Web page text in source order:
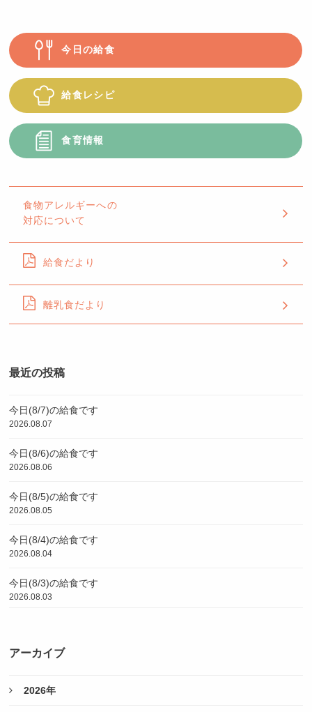
今日の給食
給食レシピ
食育情報
食物アレルギーへの
対応について
給食だより
離乳食だより
最近の投稿
今日(8/7)の給食です
2026.08.07
今日(8/6)の給食です
2026.08.06
今日(8/5)の給食です
2026.08.05
今日(8/4)の給食です
2026.08.04
今日(8/3)の給食です
2026.08.03
アーカイブ
2026年